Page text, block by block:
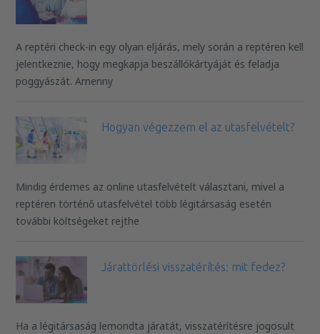
A reptéri check-in egy olyan eljárás, mely során a reptéren kell
jelentkeznie, hogy megkapja beszállókártyáját és feladja
poggyászát. Amenny
Hogyan végezzem el az utasfelvételt?
Mindig érdemes az online utasfelvételt választani, mivel a
reptéren történő utasfelvétel több légitársaság esetén
további költségeket rejthe
Járattörlési visszatérítés: mit fedez?
Ha a légitársaság lemondta járatát, visszatérítésre jogosult